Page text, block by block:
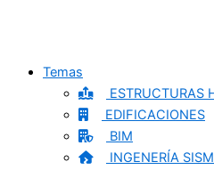
Temas
ESTRUCTURAS
EDIFICACIONES
BIM
INGENERÍA